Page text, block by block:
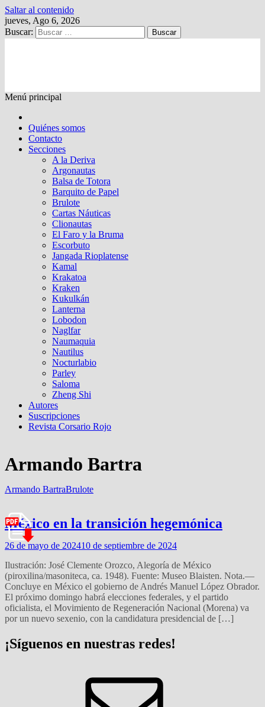
Saltar al contenido
jueves, Ago 6, 2026
Buscar:
Menú principal
Quiénes somos
Contacto
Secciones
A la Deriva
Argonautas
Balsa de Totora
Barquito de Papel
Brulote
Cartas Náuticas
Clionautas
El Faro y la Bruma
Escorbuto
Jangada Rioplatense
Kamal
Krakatoa
Kraken
Kukulkán
Lanterna
Lobodon
Naglfar
Naumaquia
Nautilus
Nocturlabio
Parley
Saloma
Zheng Shi
Autores
Suscripciones
Revista Corsario Rojo
Armando Bartra
Armando BartraBrulote
México en la transición hegemónica
26 de mayo de 202410 de septiembre de 2024
Ilustración: José Clemente Orozco, Alegoría de México
(piroxilina/masoniteca, ca. 1948). Fuente: Museo Blaisten. Nota.—
Concluye en México el gobierno de Andrés Manuel López Obrador.
El próximo domingo habrá elecciones federales, y el partido
oficialista, el Movimiento de Regeneración Nacional (Morena) va
por un nuevo sexenio, con la candidatura presidencial de […]
¡Síguenos en nuestras redes!